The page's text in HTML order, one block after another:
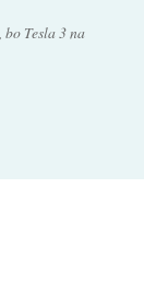
Tesla 3 na